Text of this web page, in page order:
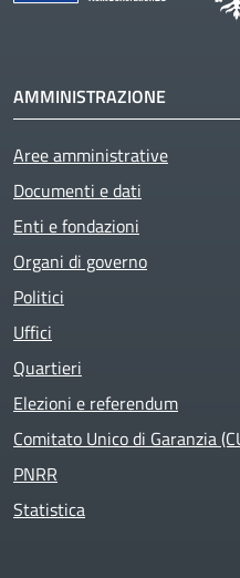
AMMINISTRAZIONE
Aree amministrative
Documenti e dati
Enti e fondazioni
Organi di governo
Politici
Uffici
Quartieri
Elezioni e referendum
Comitato Unico di Garanzia
PNRR
Statistica